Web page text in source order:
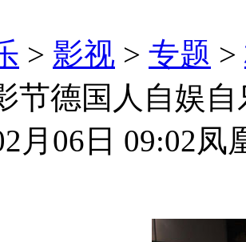
> 影视 > 专题 >
节德国人自娱
月06日 09:02凤